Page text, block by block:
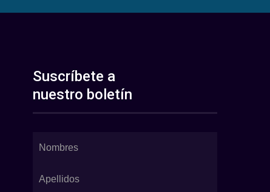
Suscríbete a
nuestro boletín